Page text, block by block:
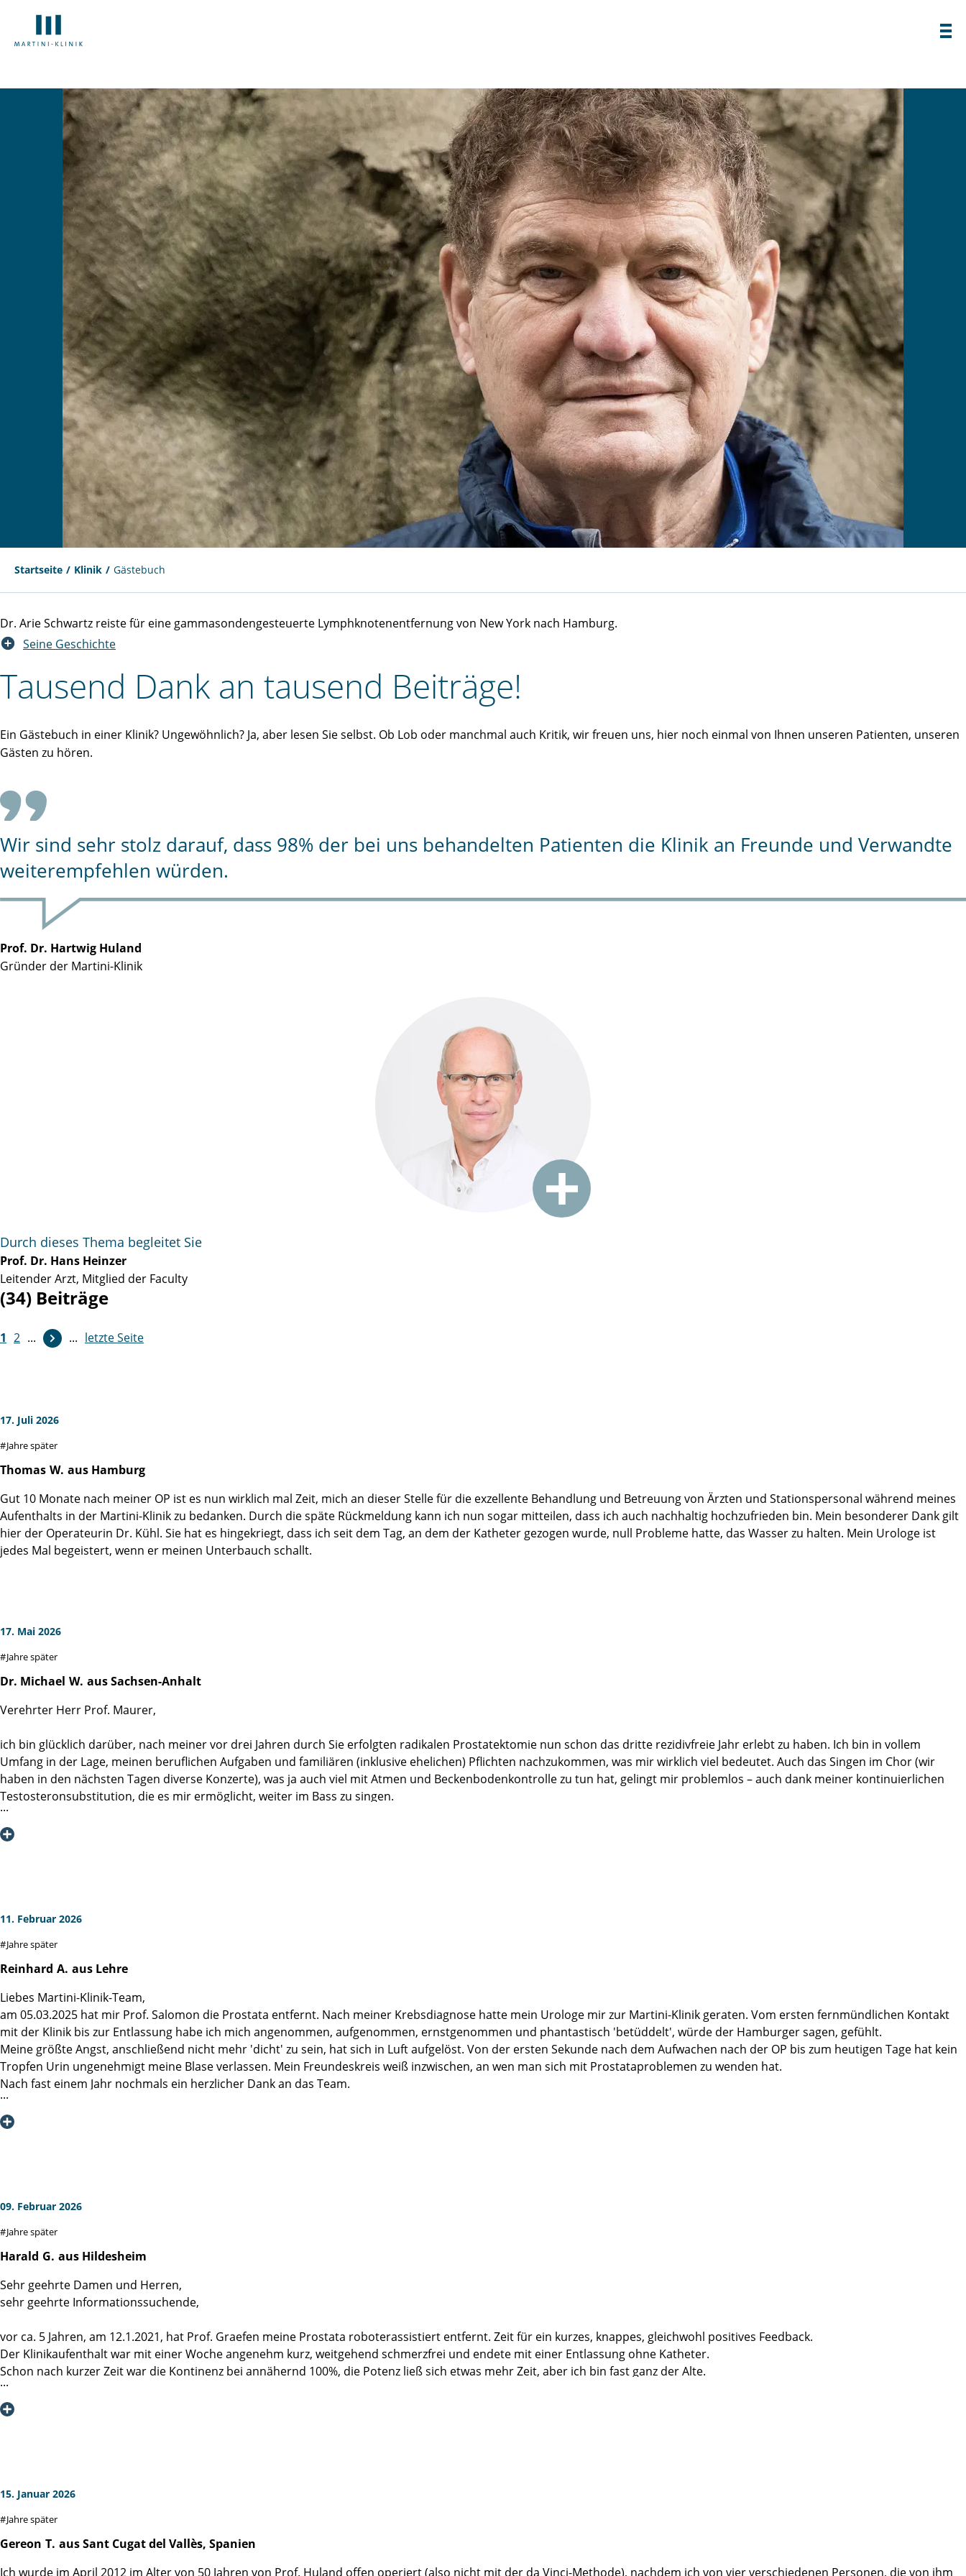
Startseite Klinik Gästebuch
Dr. Arie Schwartz reiste für eine gammasondengesteuerte Lymphknotenentfernung von New York nach Hamburg.
Seine Geschichte
Tausend Dank an tausend Beiträge!
Ein Gästebuch in einer Klinik? Ungewöhnlich? Ja, aber lesen Sie selbst. Ob Lob oder manchmal auch Kritik, wir freuen uns, hier noch einmal von Ihnen unseren Patienten, unseren
Gästen zu hören.
Wir sind sehr stolz darauf, dass 98% der bei uns behandelten Patienten die Klinik an Freunde und Verwandte
weiterempfehlen würden.
Prof. Dr. Hartwig Huland
Gründer der Martini-Klinik
Durch dieses Thema begleitet Sie
Prof. Dr. Hans Heinzer
Leitender Arzt, Mitglied der Faculty
(34) Beiträge
1 2 ... ... letzte Seite
17. Juli 2026
Jahre später
Thomas W. aus Hamburg
Gut 10 Monate nach meiner OP ist es nun wirklich mal Zeit, mich an dieser Stelle für die exzellente Behandlung und Betreuung von Ärzten und Stationspersonal während meines
Aufenthalts in der Martini-Klinik zu bedanken. Durch die späte Rückmeldung kann ich nun sogar mitteilen, dass ich auch nachhaltig hochzufrieden bin. Mein besonderer Dank gilt
hier der Operateurin Dr. Kühl. Sie hat es hingekriegt, dass ich seit dem Tag, an dem der Katheter gezogen wurde, null Probleme hatte, das Wasser zu halten. Mein Urologe ist
jedes Mal begeistert, wenn er meinen Unterbauch schallt.
17. Mai 2026
Jahre später
Dr. Michael W. aus Sachsen-Anhalt
Verehrter Herr Prof. Maurer,
ich bin glücklich darüber, nach meiner vor drei Jahren durch Sie erfolgten radikalen Prostatektomie nun schon das dritte rezidivfreie Jahr erlebt zu haben. Ich bin in vollem
Umfang in der Lage, meinen beruflichen Aufgaben und familiären (inklusive ehelichen) Pflichten nachzukommen, was mir wirklich viel bedeutet. Auch das Singen im Chor (wir
haben in den nächsten Tagen diverse Konzerte), was ja auch viel mit Atmen und Beckenbodenkontrolle zu tun hat, gelingt mir problemlos – auch dank meiner kontinuierlichen
Testosteronsubstitution, die es mir ermöglicht, weiter im Bass zu singen.
Durch meine Frau, welche Hausärztin ist, erfahre ich auch immer wieder von Patienten mit wesentlich schlechteren Ergebnissen bei gleicher Vorerkrankung wie ich. Deshalb
11. Februar 2026
Jahre später
Reinhard A. aus Lehre
Liebes Martini-Klinik-Team,
am 05.03.2025 hat mir Prof. Salomon die Prostata entfernt. Nach meiner Krebsdiagnose hatte mein Urologe mir zur Martini-Klinik geraten. Vom ersten fernmündlichen Kontakt
mit der Klinik bis zur Entlassung habe ich mich angenommen, aufgenommen, ernstgenommen und phantastisch 'betüddelt', würde der Hamburger sagen, gefühlt.
Meine größte Angst, anschließend nicht mehr 'dicht' zu sein, hat sich in Luft aufgelöst. Von der ersten Sekunde nach dem Aufwachen nach der OP bis zum heutigen Tage hat kein
Tropfen Urin ungenehmigt meine Blase verlassen. Mein Freundeskreis weiß inzwischen, an wen man sich mit Prostataproblemen zu wenden hat.
Nach fast einem Jahr nochmals ein herzlicher Dank an das Team.
09. Februar 2026
Jahre später
Harald G. aus Hildesheim
Sehr geehrte Damen und Herren,
sehr geehrte Informationssuchende,
vor ca. 5 Jahren, am 12.1.2021, hat Prof. Graefen meine Prostata roboterassistiert entfernt. Zeit für ein kurzes, knappes, gleichwohl positives Feedback.
Der Klinikaufenthalt war mit einer Woche angenehm kurz, weitgehend schmerzfrei und endete mit einer Entlassung ohne Katheter.
Schon nach kurzer Zeit war die Kontinenz bei annähernd 100%, die Potenz ließ sich etwas mehr Zeit, aber ich bin fast ganz der Alte.
Die regelmäßigen Nachsorgeuntersuchungen lassen mich auf dauerhafte Krebsfreiheit hoffen.
Professor Graefen, vielen Dank für die hervorragende Operation,
Ich bin sicher, dass auch woanders sehr gute Arbeit geleistet wird, aber dieses geballte Fachwissen ist so einzigartig, darauf sollte, in Verbindung mit der außergewöhnlich guten
15. Januar 2026
Jahre später
Gereon T. aus Sant Cugat del Vallès, Spanien
Ich wurde im April 2012 im Alter von 50 Jahren von Prof. Huland offen operiert (also nicht mit der da Vinci-Methode), nachdem ich von vier verschiedenen Personen, die von ihm